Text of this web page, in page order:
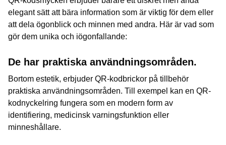
elegant sätt att bära information som är viktig för dem eller
att dela ögonblick och minnen med andra. Här är vad som
gör dem unika och iögonfallande:
De har praktiska användningsområden.
Bortom estetik, erbjuder QR-kodbrickor på tillbehör
praktiska användningsområden. Till exempel kan en QR-
kodnyckelring fungera som en modern form av
identifiering, medicinsk varningsfunktion eller
minneshållare.